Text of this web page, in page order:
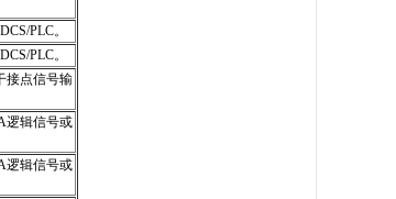
PLC。
PLC。
接点信号输
逻辑信号或
逻辑信号或